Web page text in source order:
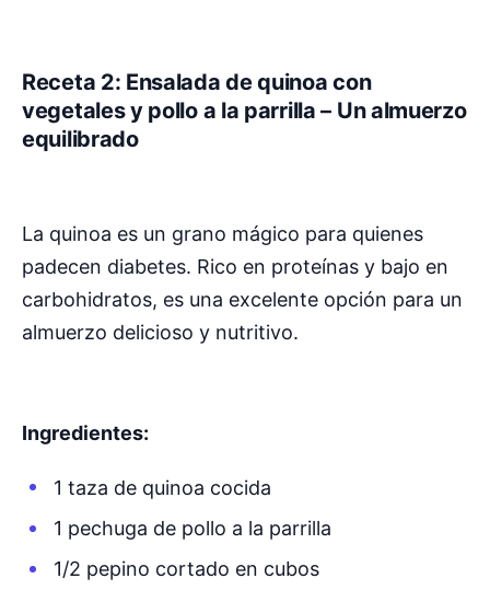
Receta 2: Ensalada de quinoa con
vegetales y pollo a la parrilla – Un almuerzo
equilibrado
La quinoa es un grano mágico para quienes
padecen diabetes. Rico en proteínas y bajo en
carbohidratos, es una excelente opción para un
almuerzo delicioso y nutritivo.
Ingredientes:
1 taza de quinoa cocida
1 pechuga de pollo a la parrilla
1/2 pepino cortado en cubos